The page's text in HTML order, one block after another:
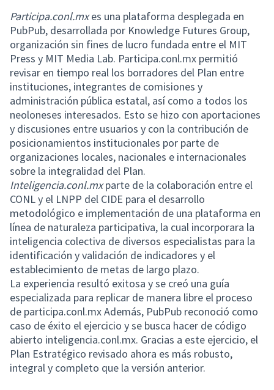
Participa.conl.mxes una plataforma desplegada en
PubPub, desarrollada por Knowledge Futures Group,
organización sin fines de lucro fundada entre el MIT
Press y MIT Media Lab. Participa.conl.mx permitió
revisar en tiempo real los borradores del Plan entre
instituciones, integrantes de comisiones y
administración pública estatal, así como a todos los
neoloneses interesados. Esto se hizo con aportaciones
y discusiones entre usuarios y con la contribución de
posicionamientos institucionales por parte de
organizaciones locales, nacionales e internacionales
sobre la integralidad del Plan.
Inteligencia.conl.mxparte de la colaboración entre el
CONL y el LNPP del CIDE para el desarrollo
metodológico e implementación de una plataforma en
línea de naturaleza participativa, la cual incorporara la
inteligencia colectiva de diversos especialistas para la
identificación y validación de indicadores y el
establecimiento de metas de largo plazo.
La experiencia resultó exitosa y se creó una guía
especializada para replicar de manera libre el proceso
de participa.conl.mx Además, PubPub reconoció como
caso de éxito el ejercicio y se busca hacer de código
abierto inteligencia.conl.mx. Gracias a este ejercicio, el
Plan Estratégico revisado ahora es más robusto,
integral y completo que la versión anterior.